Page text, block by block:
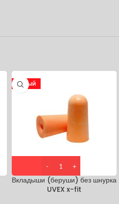
НОВЫЙ
Вкладыши (беруши) без шнурка
UVEX x-fit